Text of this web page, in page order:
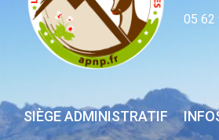
05 62
SIÈGE ADMINISTRATIF